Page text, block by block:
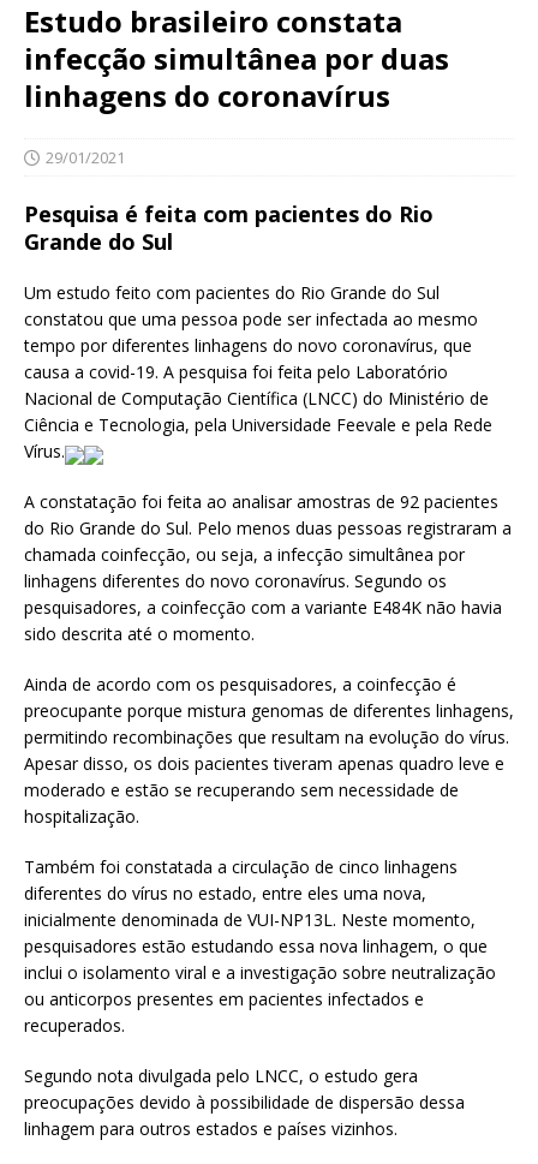
Estudo brasileiro constata
infecção simultânea por duas
linhagens do coronavírus
29/01/2021
Pesquisa é feita com pacientes do Rio
Grande do Sul
Um estudo feito com pacientes do Rio Grande do Sul
constatou que uma pessoa pode ser infectada ao mesmo
tempo por diferentes linhagens do novo coronavírus, que
causa a covid-19. A pesquisa foi feita pelo Laboratório
Nacional de Computação Científica (LNCC) do Ministério de
Ciência e Tecnologia, pela Universidade Feevale e pela Rede
Vírus.
A constatação foi feita ao analisar amostras de 92 pacientes
do Rio Grande do Sul. Pelo menos duas pessoas registraram a
chamada coinfecção, ou seja, a infecção simultânea por
linhagens diferentes do novo coronavírus. Segundo os
pesquisadores, a coinfecção com a variante E484K não havia
sido descrita até o momento.
Ainda de acordo com os pesquisadores, a coinfecção é
preocupante porque mistura genomas de diferentes linhagens,
permitindo recombinações que resultam na evolução do vírus.
Apesar disso, os dois pacientes tiveram apenas quadro leve e
moderado e estão se recuperando sem necessidade de
hospitalização.
Também foi constatada a circulação de cinco linhagens
diferentes do vírus no estado, entre eles uma nova,
inicialmente denominada de VUI-NP13L. Neste momento,
pesquisadores estão estudando essa nova linhagem, o que
inclui o isolamento viral e a investigação sobre neutralização
ou anticorpos presentes em pacientes infectados e
recuperados.
Segundo nota divulgada pelo LNCC, o estudo gera
preocupações devido à possibilidade de dispersão dessa
linhagem para outros estados e países vizinhos.